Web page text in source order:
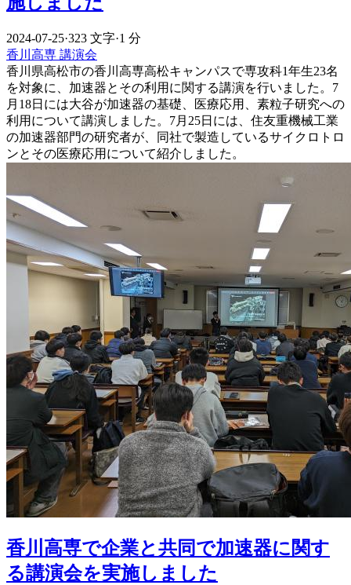
2024-07-25·323 文字·1 分
香川高専 講演会
香川県高松市の香川高専高松キャンパスで専攻科1年生23名
を対象に、加速器とその利用に関する講演を行いました。7
月18日には大谷が加速器の基礎、医療応用、素粒子研究への
利用について講演しました。7月25日には、住友重機械工業
の加速器部門の研究者が、同社で製造しているサイクロトロ
ンとその医療応用について紹介しました。
香川高専で企業と共同で加速器に関す
る講演会を実施しました